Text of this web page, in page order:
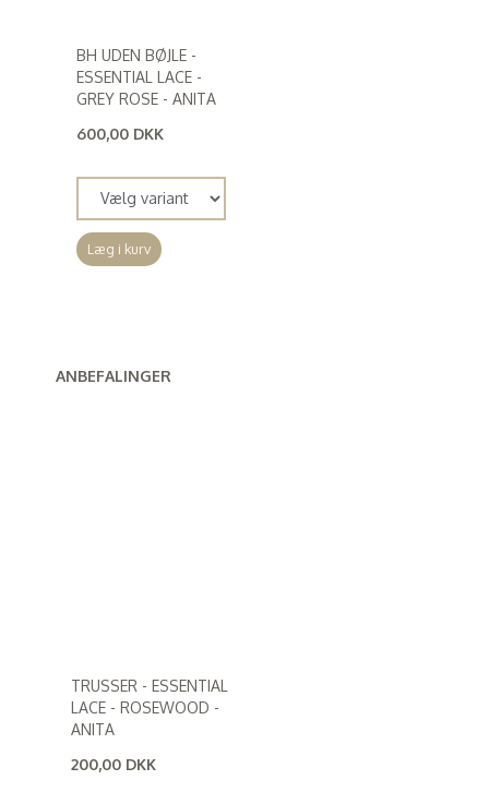
BH UDEN BØJLE -
ESSENTIAL LACE -
GREY ROSE - ANITA
600,00 DKK
Læg i kurv
ANBEFALINGER
TRUSSER - ESSENTIAL
LACE - ROSEWOOD -
ANITA
200,00 DKK